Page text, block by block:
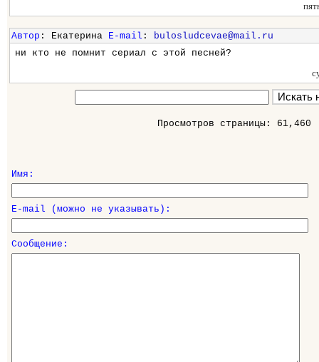
Автор : Екатерина E-mail : bulosludcevae@mail.ru
ни кто не помнит сериал с этой песней?
Просмотров страницы: 61,460
Имя:
E-mail (можно не указывать):
Сообщение: